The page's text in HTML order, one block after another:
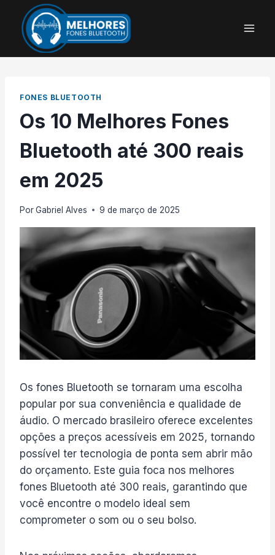
Conteúdo
FONES BLUETOOTH
Os 10 Melhores Fones
Bluetooth até 300 reais
em 2025
PorGabriel Alves 9 de março de 2025
Os fones Bluetooth se tornaram uma escolha
popular por sua conveniência e qualidade de
áudio. O mercado brasileiro oferece excelentes
opções a preços acessíveis em 2025, tornando
possível ter tecnologia de ponta sem abrir mão
do orçamento. Este guia foca nos melhores
fones Bluetooth até 300 reais, garantindo que
você encontre o modelo ideal sem
comprometer o som ou o seu bolso.